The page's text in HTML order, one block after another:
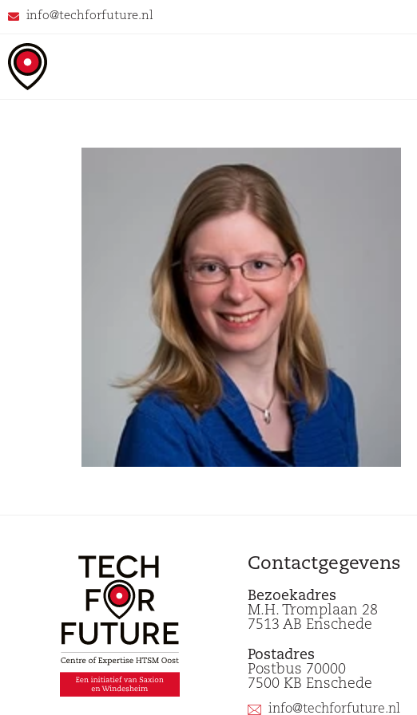
info@techforfuture.nl
Contactgegevens
Bezoekadres
M.H. Tromplaan 28
7513 AB Enschede
Postadres
Postbus 70000
7500 KB Enschede
info@techforfuture.nl